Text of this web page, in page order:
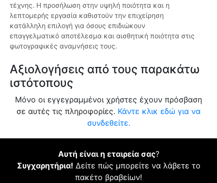
τέχνης. Η προσήλωση στην υψηλή ποιότητα και η
λεπτομερής εργασία καθιστούν την επιχείρηση
κατάλληλη επιλογή για όσους επιδιώκουν
επαγγελματικό αποτέλεσμα και αισθητική ποιότητα στις
φωτογραφικές αναμνήσεις τους.
Αξιολογήσεις από τους παρακάτω
ιστότοπους
Μόνο οι εγγεγραμμένοι χρήστες έχουν πρόσβαση
σε αυτές τις πληροφορίες. Κάντε κλικ εδώ για να
συνδεθείτε.
Αυτή είναι η εταιρεία σας?
Συγχαρητήρια! Δείτε πώς μπορείτε να λάβετε το
πακέτο βραβείων!